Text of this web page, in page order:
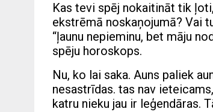
Kas tevi spēj nokaitināt tik
ekstrēmā noskaņojumā? Vai
“ļaunu nepieminu, bet māju
spēju horoskops.
Nu, ko lai saka. Auns paliek
nesastrīdas. tas nav
katru nieku jau ir leģendāras.